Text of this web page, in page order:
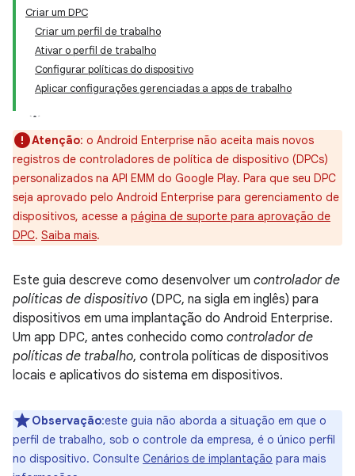
Criar um DPC
Criar um perfil de trabalho
Ativar o perfil de trabalho
Configurar políticas do dispositivo
Aplicar configurações gerenciadas a apps de trabalho
Atenção: o Android Enterprise não aceita mais novos
registros de controladores de política de dispositivo (DPCs)
personalizados na API EMM do Google Play. Para que seu DPC
seja aprovado pelo Android Enterprise para gerenciamento de
dispositivos, acesse a página de suporte para aprovação de
DPC. Saiba mais.
Este guia descreve como desenvolver um controlador de
políticas de dispositivo (DPC, na sigla em inglês) para
dispositivos em uma implantação do Android Enterprise.
Um app DPC, antes conhecido como controlador de
políticas de trabalho, controla políticas de dispositivos
locais e aplicativos do sistema em dispositivos.
Observação:este guia não aborda a situação em que o
perfil de trabalho, sob o controle da empresa, é o único perfil
no dispositivo. Consulte Cenários de implantação para mais